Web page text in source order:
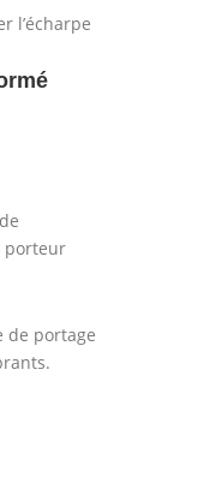
l’écharpe
porteur
de portage